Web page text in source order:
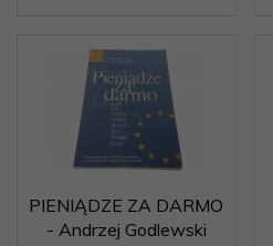
PIENIĄDZE ZA DARMO
- Andrzej Godlewski